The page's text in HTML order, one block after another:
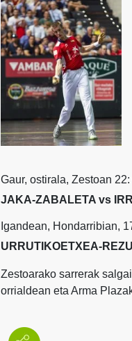
Gaur, ostirala, Zestoan
JAKA-ZABALETA vs
Igandean, Hondarribian,
URRUTIKOETXEA-
Zestoarako sarrerak
orrialdean eta Arma